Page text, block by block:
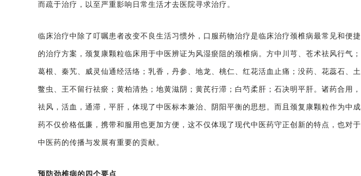
而疏于治疗，以至严重影响日常生活才去医院寻求治疗。
临床治疗中除了叮嘱患者改变不良生活习惯外，口服药物治疗是临床治疗颈椎病最常见和便捷
的治疗方案，颈复康颗粒临床用于中医辨证为风湿瘀阻的颈椎病。方中川芎、苍术祛风行气；
葛根、秦艽、威灵仙通经活络；乳香，丹参、地龙、桃仁、红花活血止痛；没药、花蕊石、土
鳖虫、王不留行祛瘀；黄柏清热；地黄滋阴；黄芪行滞；白芍柔肝；石决明平肝。诸药合用，
祛风，活血，通滞，平肝，体现了中医标本兼治、阴阳平衡的思想。而且颈复康颗粒作为中成
药不仅价格低廉，携带和服用也更加方便，这不仅体现了现代中医药守正创新的特点，也对于
中医药的传播与发展有重要的贡献。
预防劲椎病的四个要点